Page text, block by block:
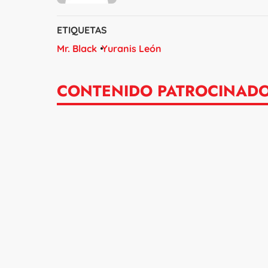
ETIQUETAS
Mr. Black Yuranis León
CONTENIDO